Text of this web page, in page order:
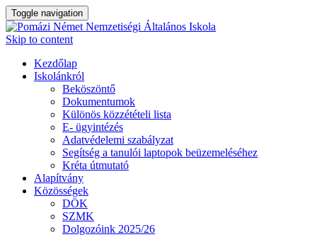
Toggle navigation
Skip to content
Kezdőlap
Iskolánkról
Beköszöntő
Dokumentumok
Különös közzétételi lista
E- ügyintézés
Adatvédelemi szabályzat
Segítség a tanulói laptopok beüzemeléséhez
Kréta útmutató
Alapítvány
Közösségek
DÖK
SZMK
Dolgozóink 2025/26